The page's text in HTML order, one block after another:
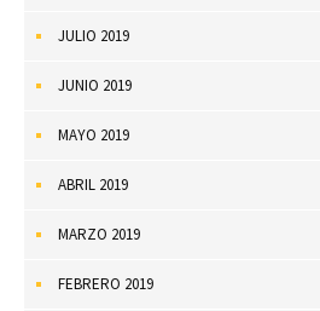
JULIO 2019
JUNIO 2019
MAYO 2019
ABRIL 2019
MARZO 2019
FEBRERO 2019